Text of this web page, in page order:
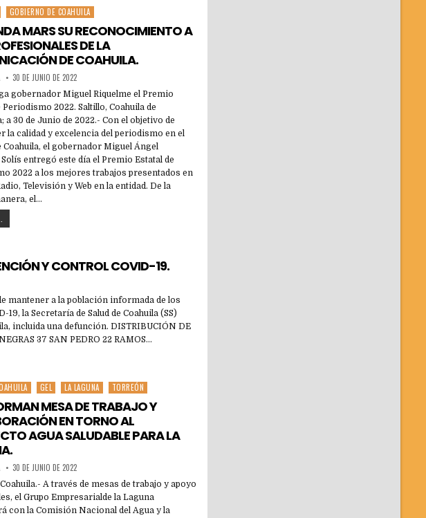
GOBIERNO DE COAHUILA
MARS SU RECONOCIMIENTO A
DE LA
DE COAHUILA.
30 DE JUNIO DE 2022
gobernador Miguel Riquelme el Premio
Periodismo 2022. Saltillo, Coahuila de
a 30 de Junio de 2022.- Con el objetivo de
la calidad y excelencia del periodismo en el
Coahuila, el gobernador Miguel Ángel
entregó este día el Premio Estatal de
2022 a los mejores trabajos presentados en
Televisión y Web en la entidad. De la
el…
Y CONTROL COVID-19.
mantener a la población informada de los
la Secretaría de Salud de Coahuila (SS)
incluida una defunción. DISTRIBUCIÓN DE
37 SAN PEDRO 22 RAMOS…
GEL LA LAGUNA TORREÓN
MESA DE TRABAJO Y
EN TORNO AL
AGUA SALUDABLE PARA LA
30 DE JUNIO DE 2022
A través de mesas de trabajo y apoyo
el Grupo Empresarialde la Laguna
con la Comisión Nacional del Agua y la